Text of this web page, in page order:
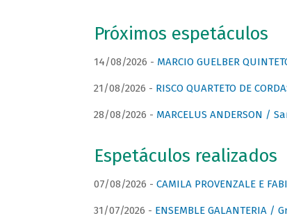
Próximos espetáculos
14/08/2026 - MARCIO GUELBER
21/08/2026 - RISCO QUARTETO DE
28/08/2026 - MARCELUS ANDERSON /
Espetáculos realizados
07/08/2026 - CAMILA PROVENZALE E
31/07/2026 - ENSEMBLE GALANTERIA